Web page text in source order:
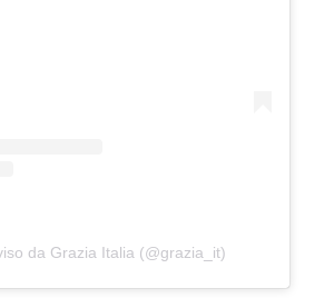
da Grazia Italia (@grazia_it)